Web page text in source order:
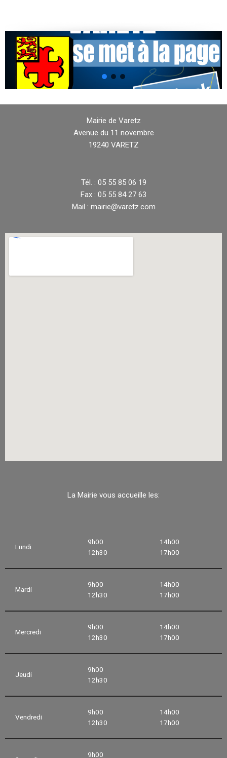
Mairie de Varetz
Avenue du 11 novembre
19240 VARETZ
Tél. : 05 55 85 06 19
Fax : 05 55 84 27 63
Mail : mairie@varetz.com
La Mairie vous accueille les:
Lundi
9h00
12h30
14h00
17h00
Mardi
9h00
12h30
14h00
17h00
Mercredi
9h00
12h30
14h00
17h00
Jeudi
9h00
12h30
Vendredi
9h00
12h30
14h00
17h00
9h00